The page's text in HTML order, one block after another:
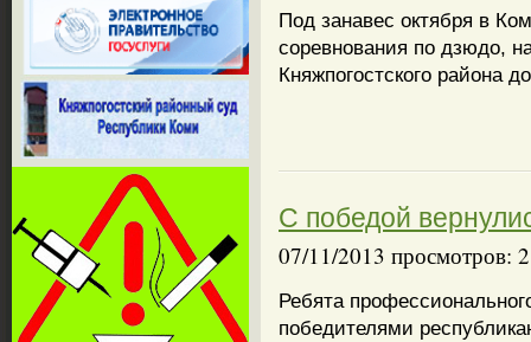
Под занавес октября в
соревнования по дзюдо,
Княжпогостского района
С победой
07/11/2013 просмотров:
Ребята
победителями